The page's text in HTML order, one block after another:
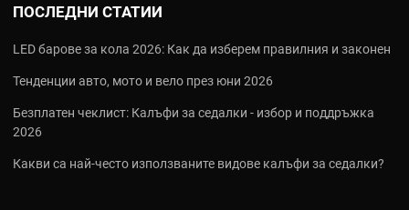
ПОСЛЕДНИ СТАТИИ
LED барове за кола 2026: Как да изберем правилния и законен
Тенденции авто, мото и вело през юни 2026
Безплатен чеклист: Калъфи за седалки - избор и поддръжка
2026
Какви са най‑често използваните видове калъфи за седалки?